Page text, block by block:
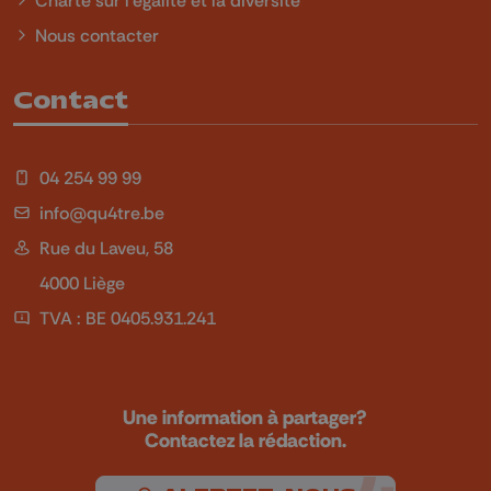
Nous contacter
Contact
04 254 99 99
info@qu4tre.be
Rue du Laveu, 58
4000 Liège
TVA : BE 0405.931.241
Une information à partager?
Contactez la rédaction.